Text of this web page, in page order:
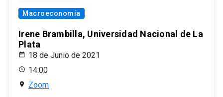
Macroeconomía
Irene Brambilla, Universidad Nacional de La
Plata
18 de Junio de 2021
14:00
Zoom